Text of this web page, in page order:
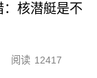
：核潜艇是不
阅读 12417